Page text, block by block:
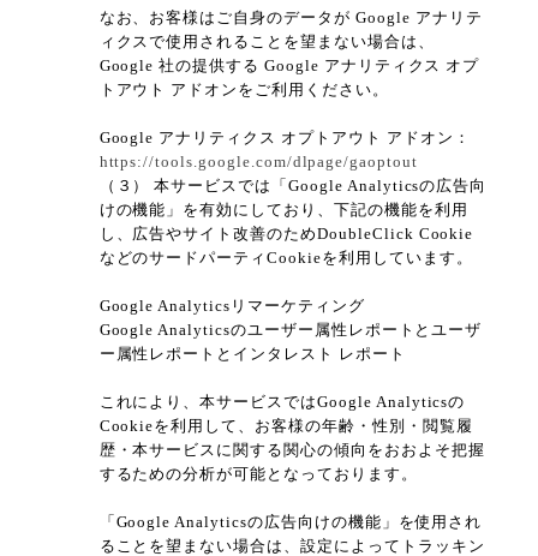
なお、お客様はご自身のデータが Google アナリテ
ィクスで使用されることを望まない場合は、
Google 社の提供する Google アナリティクス オプ
トアウト アドオンをご利用ください。
Google アナリティクス オプトアウト アドオン：
https://tools.google.com/dlpage/gaoptout
（３） 本サービスでは「Google Analyticsの広告向
けの機能」を有効にしており、下記の機能を利用
し、広告やサイト改善のためDoubleClick Cookie
などのサードパーティCookieを利用しています。
Google Analyticsリマーケティング
Google Analyticsのユーザー属性レポートとユーザ
ー属性レポートとインタレスト レポート
これにより、本サービスではGoogle Analyticsの
Cookieを利用して、お客様の年齢・性別・閲覧履
歴・本サービスに関する関心の傾向をおおよそ把握
するための分析が可能となっております。
「Google Analyticsの広告向けの機能」を使用され
ることを望まない場合は、設定によってトラッキン